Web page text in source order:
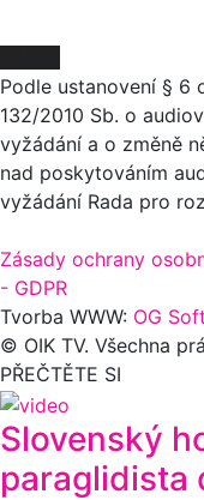
Podle ustanovení § 6
132/2010 Sb. o
vyžádání a o změně
nad poskytováním
vyžádání Rada pro
Zásady ochrany
- GDPR
Tvorba WWW: OG
© OIK TV. Všechna
PŘEČTĚTE SI
Slovenský
paraglidista